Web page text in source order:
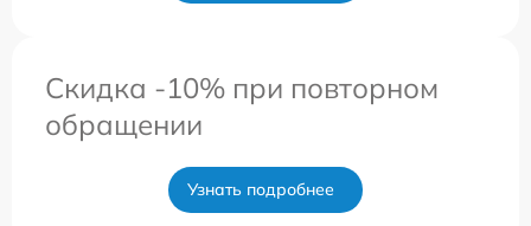
Скидка -10% при повторном
обращении
Узнать подробнее